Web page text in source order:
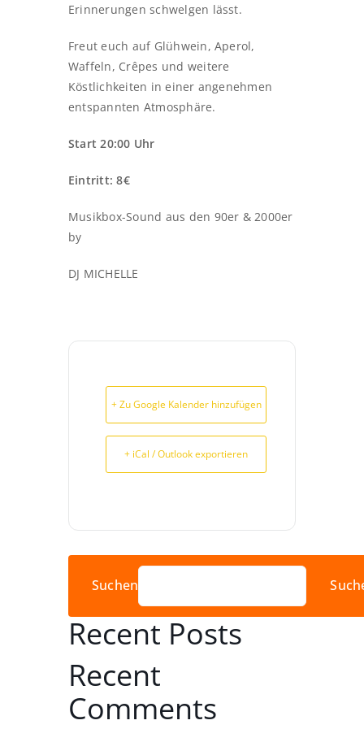
Erinnerungen schwelgen lässt.
Freut euch auf Glühwein, Aperol,
Waffeln, Crêpes und weitere
Köstlichkeiten in einer angenehmen
entspannten Atmosphäre.
Start 20:00 Uhr
Eintritt: 8€
Musikbox-Sound aus den 90er & 2000er
by
DJ MICHELLE
+ Zu Google Kalender hinzufügen
+ iCal / Outlook exportieren
Suchen
Recent Posts
Recent
Comments